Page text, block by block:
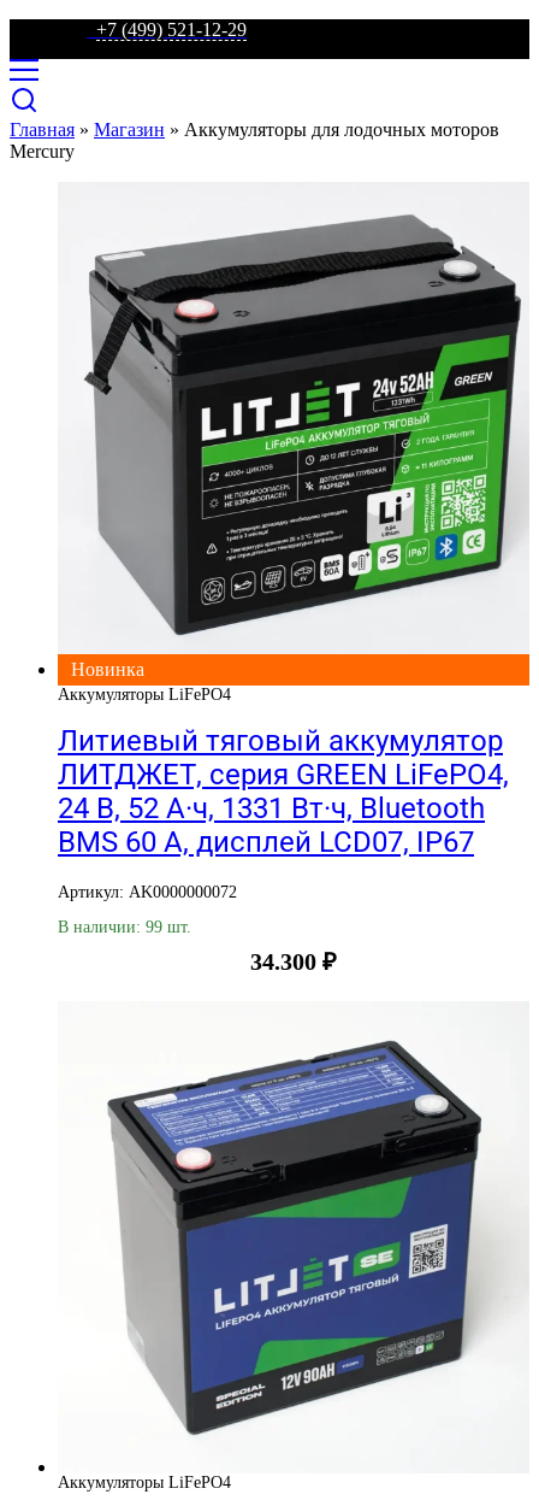
+7 (499) 521-12-29
Главная » Магазин » Аккумуляторы для лодочных моторов
Mercury
Новинка
Аккумуляторы LiFePO4
Литиевый тяговый аккумулятор
ЛИТДЖЕТ, серия GREEN LiFePO4,
24 В, 52 А·ч, 1331 Вт·ч, Bluetooth
BMS 60 А, дисплей LCD07, IP67
Артикул: AK0000000072
В наличии: 99 шт.
34.300 ₽
Аккумуляторы LiFePO4